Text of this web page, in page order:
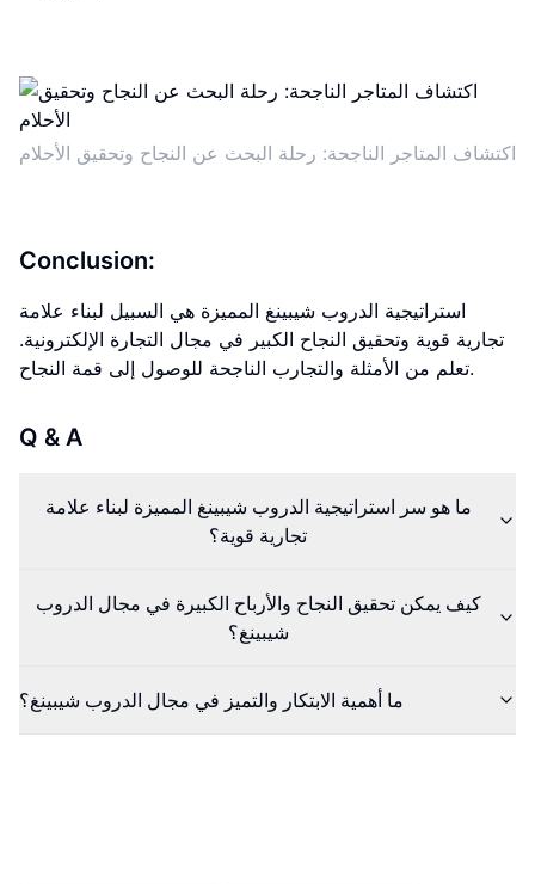
اكتشاف المتاجر الناجحة: رحلة البحث عن النجاح وتحقيق الأحلام
Conclusion:
استراتيجية الدروب شيبينغ المميزة هي السبيل لبناء علامة
تجارية قوية وتحقيق النجاح الكبير في مجال التجارة الإلكترونية.
تعلم من الأمثلة والتجارب الناجحة للوصول إلى قمة النجاح.
Q & A
ما هو سر استراتيجية الدروب شيبينغ المميزة لبناء علامة
تجارية قوية؟
كيف يمكن تحقيق النجاح والأرباح الكبيرة في مجال الدروب
شيبينغ؟
ما أهمية الابتكار والتميز في مجال الدروب شيبينغ؟